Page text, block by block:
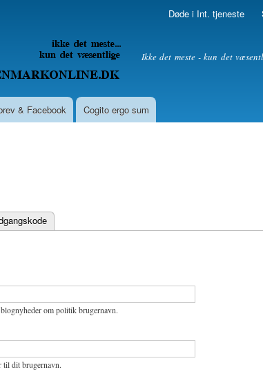
content
Døde i Int. tjeneste
Ikke det meste - kun det
& Facebook Cogito ergo sum
om politik brugernavn.
til dit brugernavn.